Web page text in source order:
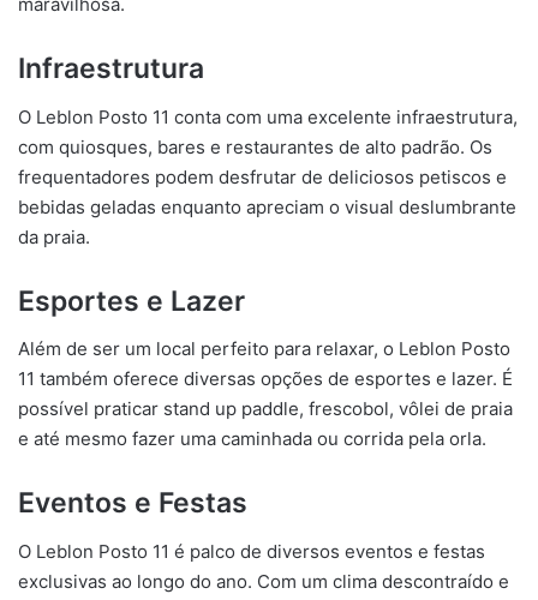
Infraestrutura
O Leblon Posto 11 conta com uma excelente infraestrutura,
com quiosques, bares e restaurantes de alto padrão. Os
frequentadores podem desfrutar de deliciosos petiscos e
bebidas geladas enquanto apreciam o visual deslumbrante
da praia.
Esportes e Lazer
Além de ser um local perfeito para relaxar, o Leblon Posto
11 também oferece diversas opções de esportes e lazer. É
possível praticar stand up paddle, frescobol, vôlei de praia
e até mesmo fazer uma caminhada ou corrida pela orla.
Eventos e Festas
O Leblon Posto 11 é palco de diversos eventos e festas
exclusivas ao longo do ano. Com um clima descontraído e